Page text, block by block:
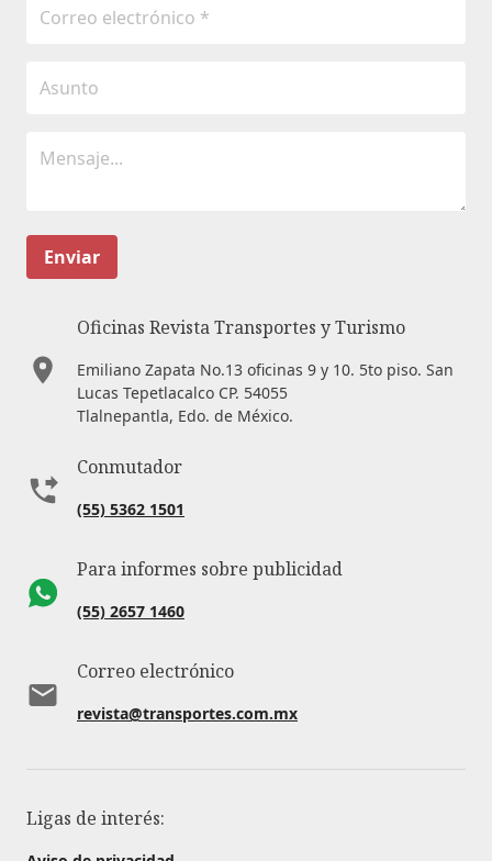
Enviar
Oficinas Revista Transportes y Turismo
Emiliano Zapata No.13 oficinas 9 y 10. 5to piso. San
Lucas Tepetlacalco CP. 54055
Tlalnepantla, Edo. de México.
Conmutador
(55) 5362 1501
Para informes sobre publicidad
(55) 2657 1460
Correo electrónico
revista@transportes.com.mx
Ligas de interés: